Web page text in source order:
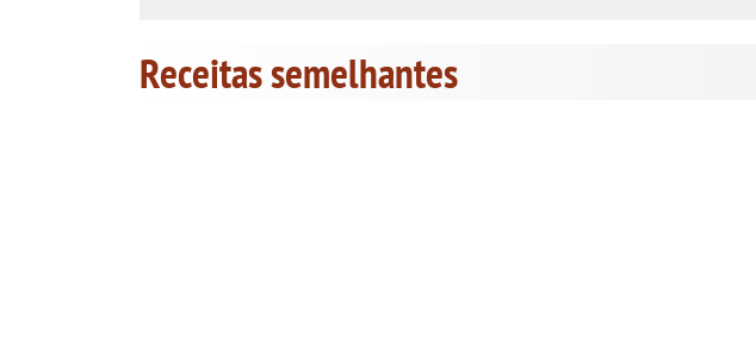
Receitas semelhantes